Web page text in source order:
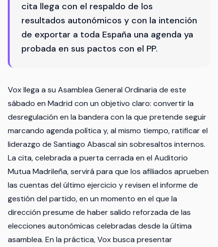
cita llega con el respaldo de los
resultados autonómicos y con la intención
de exportar a toda España una agenda ya
probada en sus pactos con el PP.
Vox llega a su Asamblea General Ordinaria de este
sábado en Madrid con un objetivo claro: convertir la
desregulación en la bandera con la que pretende seguir
marcando agenda política y, al mismo tiempo, ratificar el
liderazgo de Santiago Abascal sin sobresaltos internos.
La cita, celebrada a puerta cerrada en el Auditorio
Mutua Madrileña, servirá para que los afiliados aprueben
las cuentas del último ejercicio y revisen el informe de
gestión del partido, en un momento en el que la
dirección presume de haber salido reforzada de las
elecciones autonómicas celebradas desde la última
asamblea. En la práctica, Vox busca presentar